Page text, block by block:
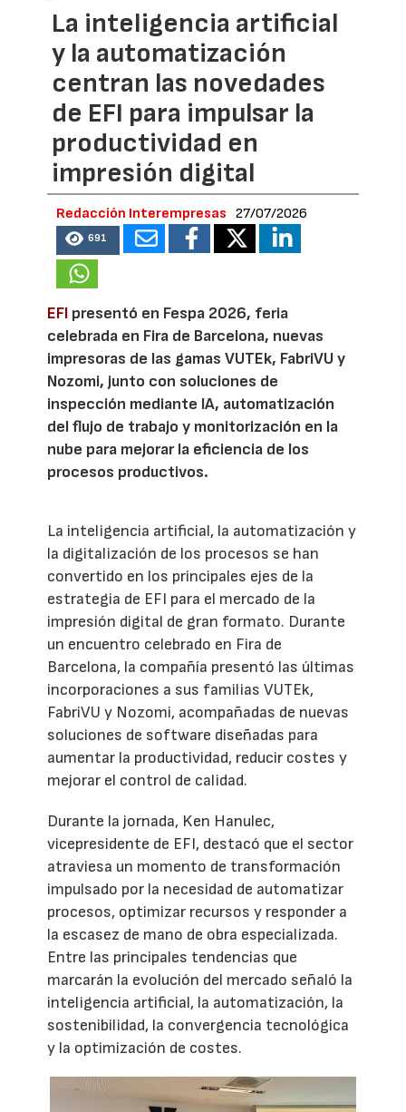
La inteligencia artificial
y la automatización
centran las novedades
de EFI para impulsar la
productividad en
impresión digital
Redacción Interempresas 27/07/2026
691
EFI presentó en Fespa 2026, feria
celebrada en Fira de Barcelona, nuevas
impresoras de las gamas VUTEk, FabriVU y
Nozomi, junto con soluciones de
inspección mediante IA, automatización
del flujo de trabajo y monitorización en la
nube para mejorar la eficiencia de los
procesos productivos.
La inteligencia artificial, la automatización y
la digitalización de los procesos se han
convertido en los principales ejes de la
estrategia de EFI para el mercado de la
impresión digital de gran formato. Durante
un encuentro celebrado en Fira de
Barcelona, la compañía presentó las últimas
incorporaciones a sus familias VUTEk,
FabriVU y Nozomi, acompañadas de nuevas
soluciones de software diseñadas para
aumentar la productividad, reducir costes y
mejorar el control de calidad.
Durante la jornada, Ken Hanulec,
vicepresidente de EFI, destacó que el sector
atraviesa un momento de transformación
impulsado por la necesidad de automatizar
procesos, optimizar recursos y responder a
la escasez de mano de obra especializada.
Entre las principales tendencias que
marcarán la evolución del mercado señaló la
inteligencia artificial, la automatización, la
sostenibilidad, la convergencia tecnológica
y la optimización de costes.